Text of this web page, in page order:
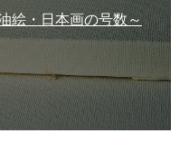
絵・日本画の号数～